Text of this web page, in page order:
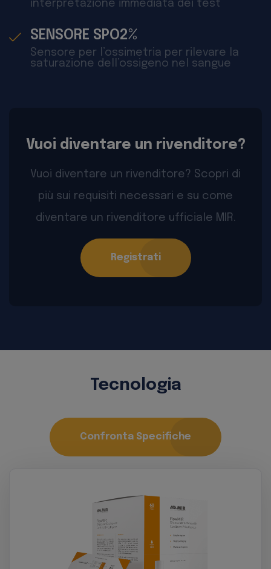
interpretazione immediata dei test
SENSORE SPO2%
Sensore per l’ossimetria per rilevare la
saturazione dell’ossigeno nel sangue
Vuoi diventare un rivenditore?
Vuoi diventare un rivenditore? Scopri di
più sui requisiti necessari e su come
diventare un rivenditore ufficiale MIR.
Registrati
Tecnologia
Confronta Specifiche